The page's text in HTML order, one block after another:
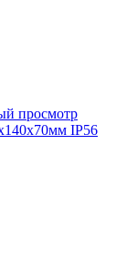
просмотр
IP56